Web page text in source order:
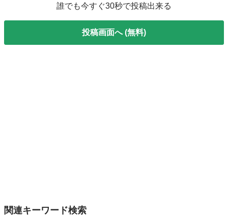
誰でも今すぐ30秒で投稿出来る
投稿画面へ (無料)
関連キーワード検索